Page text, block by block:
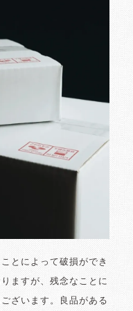
とによって破損ができ
ますが、残念なことに
ざいます。良品がある